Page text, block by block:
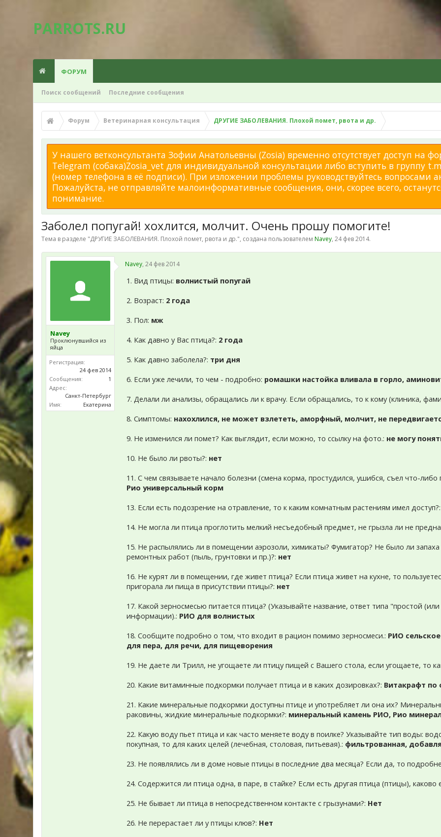
PARROTS.RU
ФОРУМ
Поиск сообщений Последние сообщения
Форум Ветеринарная консультация ДРУГИЕ ЗАБОЛЕВАНИЯ. Плохой помет, рвота и др.
У нашего ветконсультанта Зофии Анатольевны (Zosia) временно отсутствует доступ на
Telegram (собака)Zosia_vet для индивидуальной консультации либо вступить в группу
(номер телефона в её подписи). При изложении проблемы руководствуйтесь вопросами
Пожалуйста, не отправляйте малоинформативные сообщения, они, скорее всего,
понимание.
Заболел попугай! хохлится, молчит. Очень прошу помогите!
Тема в разделе "ДРУГИЕ ЗАБОЛЕВАНИЯ. Плохой помет, рвота и др.", создана пользователемNavey,24 фев 2014.
Navey
Проклюнувшийся из
яйца
Регистрация:
24 фев 2014
Сообщения:
1
Адрес:
Санкт-Петербург
Имя:
Екатерина
Navey, 24 фев 2014
1. Вид птицы: волнистый попугай
2. Возраст: 2 года
3. Пол: мж
4. Как давно у Вас птица?: 2 года
5. Как давно заболела?: три дня
6. Если уже лечили, то чем - подробно: ромашки настойка вливала в горло,
7. Делали ли анализы, обращались ли к врачу. Если обращались, то к кому (клиника,
8. Симптомы: нахохлился, не может взлететь, аморфный, молчит, не
9. Не изменился ли помет? Как выглядит, если можно, то ссылку на фото.: не могу
10. Не было ли рвоты?: нет
11. С чем связываете начало болезни (смена корма, простудился, ушибся, съел что-
Рио универсальный корм
13. Если есть подозрение на отравление, то к каким комнатным растениям имел
14. Не могла ли птица проглотить мелкий несъедобный предмет, не грызла ли не
15. Не распылялись ли в помещении аэрозоли, химикаты? Фумигатор? Не было ли
ремонтных работ (пыль, грунтовки и пр.)?: нет
16. Не курят ли в помещении, где живет птица? Если птица живет на кухне, то
пригорала ли пища в присутствии птицы?: нет
17. Какой зерносмесью питается птица? (Указывайте название, ответ типа "простой
информации).: РИО для волнистых
18. Сообщите подробно о том, что входит в рацион помимо зерносмеси.: РИО
для пера, для речи, для пищеворения
19. Не даете ли Трилл, не угощаете ли птицу пищей с Вашего стола, если угощаете, то
20. Какие витаминные подкормки получает птица и в каких дозировках?: Витакрафт
21. Какие минеральные подкормки доступны птице и употребляет ли она их?
раковины, жидкие минеральные подкормки?: минеральный камень РИО, Рио
22. Какую воду пьет птица и как часто меняете воду в поилке? Указывайте тип воды:
покупная, то для каких целей (лечебная, столовая, питьевая).: фильтрованная,
23. Не появлялись ли в доме новые птицы в последние два месяца? Если да, то
24. Содержится ли птица одна, в паре, в стайке? Если есть другая птица (птицы), каково
25. Не бывает ли птица в непосредственном контакте с грызунами?: Нет
26. Не перерастает ли у птицы клюв?: Нет